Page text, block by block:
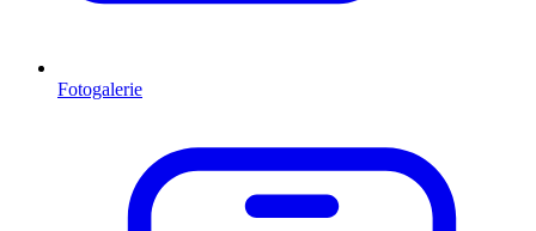
Fotogalerie